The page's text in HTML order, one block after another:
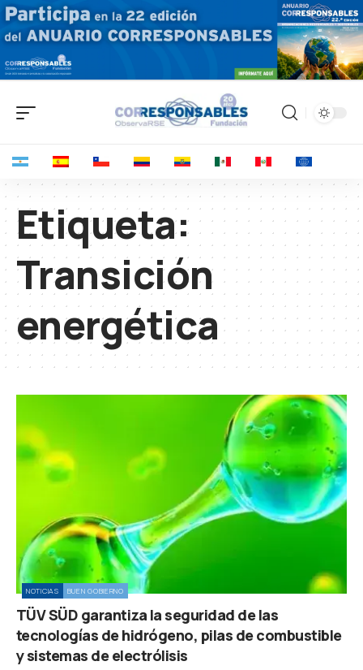
Etiqueta:
Transición
energética
NOTICIAS BUEN GOBIERNO
TÜV SÜD garantiza la seguridad de las
tecnologías de hidrógeno, pilas de combustible
y sistemas de electrólisis